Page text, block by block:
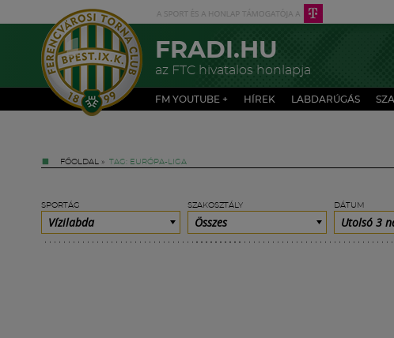
FRADI.HU
az FTC hivatalos honlapja
FM YOUTUBE + HÍREK LABDARÚGÁS
FŐOLDAL » TAG: EURÓPA-LIGA
SPORTÁG
Vízilabda
SZAKOSZTÁLY
Összes
DÁTUM
Utolsó 3